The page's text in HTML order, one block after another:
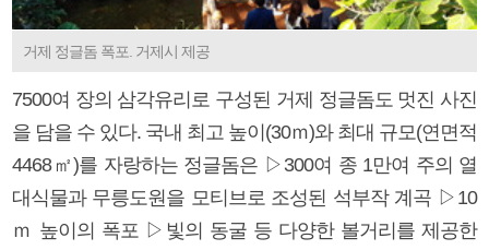
거제 정글돔 폭포. 거제시 제공
7500여 장의 삼각유리로 구성된 거제 정글돔도 멋진 사진
을 담을 수 있다. 국내 최고 높이(30ｍ)와 최대 규모(연면적
4468㎡)를 자랑하는 정글돔은 ▷300여 종 1만여 주의 열
대식물과 무릉도원을 모티브로 조성된 석부작 계곡 ▷10
ｍ 높이의 폭포 ▷빛의 동굴 등 다양한 볼거리를 제공한